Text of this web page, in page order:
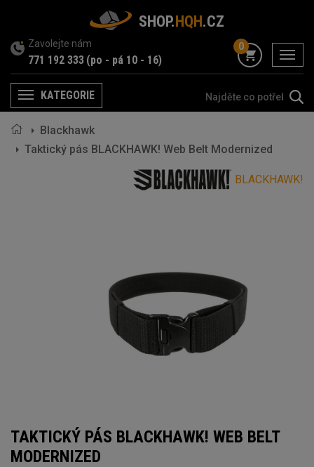
SHOP.HQH.CZ
Zavolejte nám
771 192 333 (po - pá 10 - 16) menu
0
MenuKATEGORIE
Blackhawk
Taktický pás BLACKHAWK! Web Belt Modernized
BLACKHAWK!
TAKTICKÝ PÁS BLACKHAWK! WEB BELT
MODERNIZED